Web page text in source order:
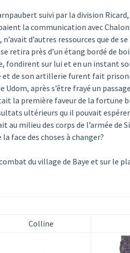
suivi par la division
la communication avec
d’autres ressources que de
retira près d’un étang bordé de
fondirent sur lui et en un instant
de son artillerie furent fait
Udom, après s’être frayé un
la première faveur de la fortune
ultérieurs qu il pouvait
au milieu des corps de l’armée de
face des choses à changer?
du village de Baye et sur le
Colline